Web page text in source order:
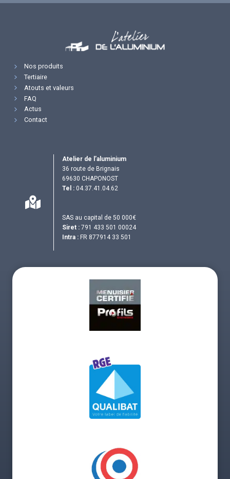
Nos produits
Tertiaire
Atouts et valeurs
FAQ
Actus
Contact
Atelier de l’aluminium
36 route de Brignais
69630 CHAPONOST
Tel : 04.37.41.04.62
SAS au capital de 50 000€
Siret : 791 433 501 00024
Intra : FR 877914 33 501